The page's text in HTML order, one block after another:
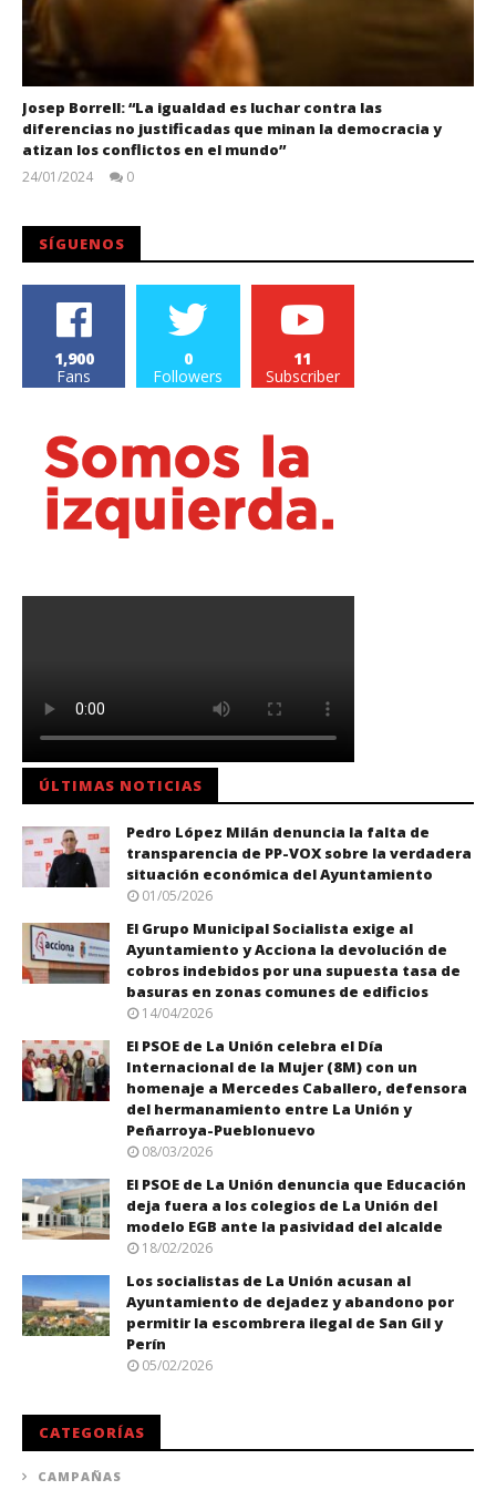
Josep Borrell: “La igualdad es luchar contra las
diferencias no justificadas que minan la democracia y
atizan los conflictos en el mundo”
24/01/2024
0
SÍGUENOS
1,900
Fans
0
Followers
11
Subscriber
ÚLTIMAS NOTICIAS
Pedro López Milán denuncia la falta de
transparencia de PP-VOX sobre la verdadera
situación económica del Ayuntamiento
01/05/2026
El Grupo Municipal Socialista exige al
Ayuntamiento y Acciona la devolución de
cobros indebidos por una supuesta tasa de
basuras en zonas comunes de edificios
14/04/2026
El PSOE de La Unión celebra el Día
Internacional de la Mujer (8M) con un
homenaje a Mercedes Caballero, defensora
del hermanamiento entre La Unión y
Peñarroya-Pueblonuevo
08/03/2026
El PSOE de La Unión denuncia que Educación
deja fuera a los colegios de La Unión del
modelo EGB ante la pasividad del alcalde
18/02/2026
Los socialistas de La Unión acusan al
Ayuntamiento de dejadez y abandono por
permitir la escombrera ilegal de San Gil y
Perín
05/02/2026
CATEGORÍAS
CAMPAÑAS